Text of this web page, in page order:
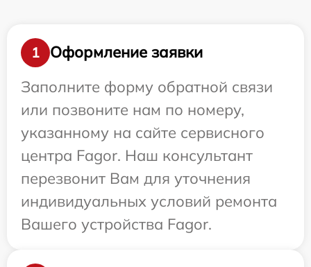
1
Оформление заявки
Заполните форму обратной связи
или позвоните нам по номеру,
указанному на сайте сервисного
центра Fagor. Наш консультант
перезвонит Вам для уточнения
индивидуальных условий ремонта
Вашего устройства Fagor.